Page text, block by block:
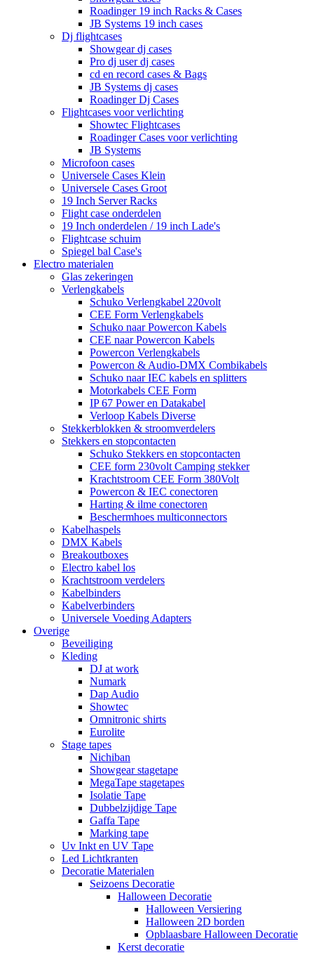
Roadinger 19 inch Racks & Cases
JB Systems 19 inch cases
Dj flightcases
Showgear dj cases
Pro dj user dj cases
cd en record cases & Bags
JB Systems dj cases
Roadinger Dj Cases
Flightcases voor verlichting
Showtec Flightcases
Roadinger Cases voor verlichting
JB Systems
Microfoon cases
Universele Cases Klein
Universele Cases Groot
19 Inch Server Racks
Flight case onderdelen
19 Inch onderdelen / 19 inch Lade's
Flightcase schuim
Spiegel bal Case's
Electro materialen
Glas zekeringen
Verlengkabels
Schuko Verlengkabel 220volt
CEE Form Verlengkabels
Schuko naar Powercon Kabels
CEE naar Powercon Kabels
Powercon Verlengkabels
Powercon & Audio-DMX Combikabels
Schuko naar IEC kabels en splitters
Motorkabels CEE Form
IP 67 Power en Datakabel
Verloop Kabels Diverse
Stekkerblokken & stroomverdelers
Stekkers en stopcontacten
Schuko Stekkers en stopcontacten
CEE form 230volt Camping stekker
Krachtstroom CEE Form 380Volt
Powercon & IEC conectoren
Harting & ilme conectoren
Beschermhoes multiconnectors
Kabelhaspels
DMX Kabels
Breakoutboxes
Electro kabel los
Krachtstroom verdelers
Kabelbinders
Kabelverbinders
Universele Voeding Adapters
Overige
Beveiliging
Kleding
DJ at work
Numark
Dap Audio
Showtec
Omnitronic shirts
Eurolite
Stage tapes
Nichiban
Showgear stagetape
MegaTape stagetapes
Isolatie Tape
Dubbelzijdige Tape
Gaffa Tape
Marking tape
Uv Inkt en UV Tape
Led Lichtkranten
Decoratie Materialen
Seizoens Decoratie
Halloween Decoratie
Halloween Versiering
Halloween 2D borden
Opblaasbare Halloween Decoratie
Kerst decoratie